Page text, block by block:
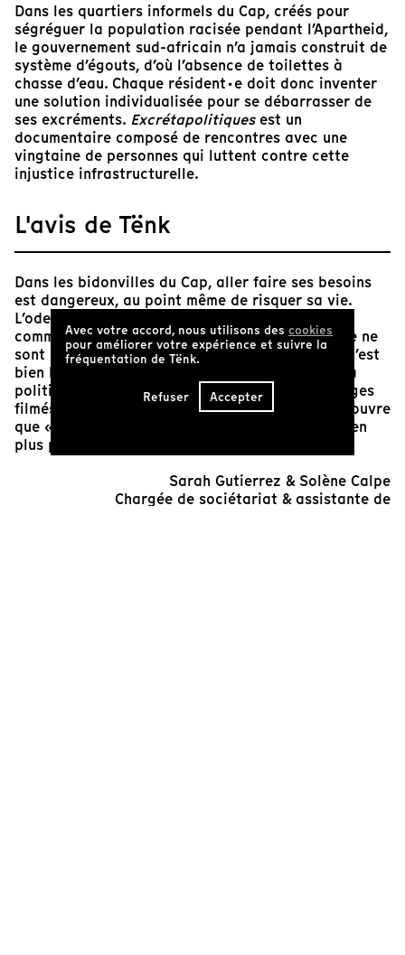
Dans les quartiers informels du Cap, créés pour
ségréguer la population racisée pendant l’Apartheid,
le gouvernement sud-africain n’a jamais construit de
système d’égouts, d’où l’absence de toilettes à
chasse d’eau. Chaque résident·e doit donc inventer
une solution individualisée pour se débarrasser de
ses excréments. Excrétapolitiquesest un
documentaire composé de rencontres avec une
vingtaine de personnes qui luttent contre cette
injustice infrastructurelle.
L'avis de Tënk
Dans les bidonvilles du Cap, aller faire ses besoins
est dangereux, au point même de risquer sa vie.
L’odeur de l’insalubrité quotidienne de cette
communauté oppressée traverse l’écran. Mais ce ne
sont pas les excréments qui empestent le plus, c’est
bien l’odeur de la trace indélébile qu’a laissée la
politique de l’apartheid. À travers les témoignages
filmés par le réalisateur, dit « le blanc », on découvre
que « juste vouloir tirer la chasse d’eau » est bien
plus politique qu’il n’y paraît.
Sarah Gutierrez & Solène Calpe
Chargée de sociétariat & assistante de
Avec votre accord, nous utilisons des cookies
pour améliorer votre expérience et suivre la
fréquentation de Tënk.
Refuser Accepter